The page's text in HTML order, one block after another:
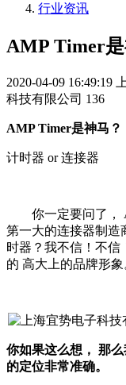
行业资讯
AMP Timer是
2020-04-09 16:49:19
科技有限公司 136
AMP Timer是神马？
计时器 or 连接器
你一定要问了，
第一大的连接器制造
时器？我不信！不信
的 高大上的品牌形象
你如果这么想， 那
的定位非常准确。